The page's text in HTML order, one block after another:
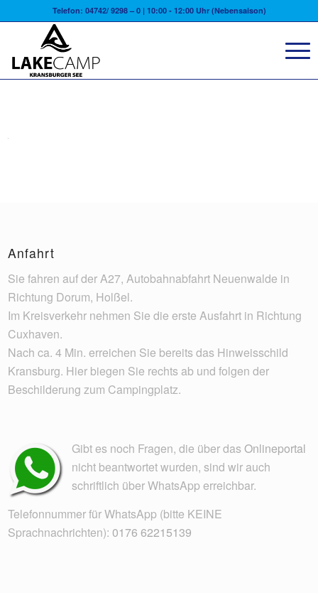
Telefon: 04742/ 9298 – 0 | 10:00 - 12:00 Uhr (Nebensaison)
Anfahrt
Sie fahren auf der A27, Autobahnabfahrt Neuenwalde in
Richtung Dorum, Holßel.
Im Kreisverkehr nehmen Sie die erste Ausfahrt in Richtung
Cuxhaven.
Nach ca. 4 Min. erreichen Sie bereits das Hinweisschild
Kransburg. Hier biegen Sie rechts ab und folgen der
Beschilderung zum Campingplatz.
Gibt es noch Fragen, die über dasOnlineportal
nicht beantwortet wurden, sind wir auch
schriftlich über WhatsApp erreichbar.
Telefonnummer für WhatsApp (bitte KEINE
Sprachnachrichten): 0176 62215139